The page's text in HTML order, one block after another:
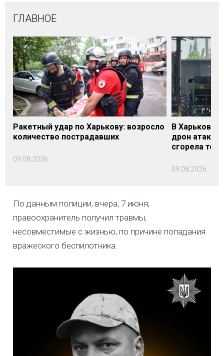
ГЛАВНОЕ
Ракетный удар по Харькову: возросло
количество пострадавших
09.08.2026
В
дрон
сгорела
09.08.2026
По данным полиции, вчера, 7 июня,
правоохранитель получил травмы,
несовместимые с жизнью, по причине попадания
вражеского беспилотника.